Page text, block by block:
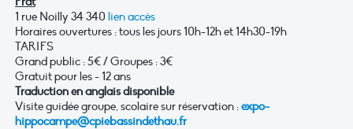
1 rue Noilly 34 340 lien accès
Horaires ouvertures : tous les jours 10h-12h et 14h30-19h
TARIFS
Grand public : 5€ / Groupes : 3€
Gratuit pour les - 12 ans
Traduction en anglais disponible
Visite guidée groupe, scolaire sur réservation :expo-
hippocampe@cpiebassindethau.fr